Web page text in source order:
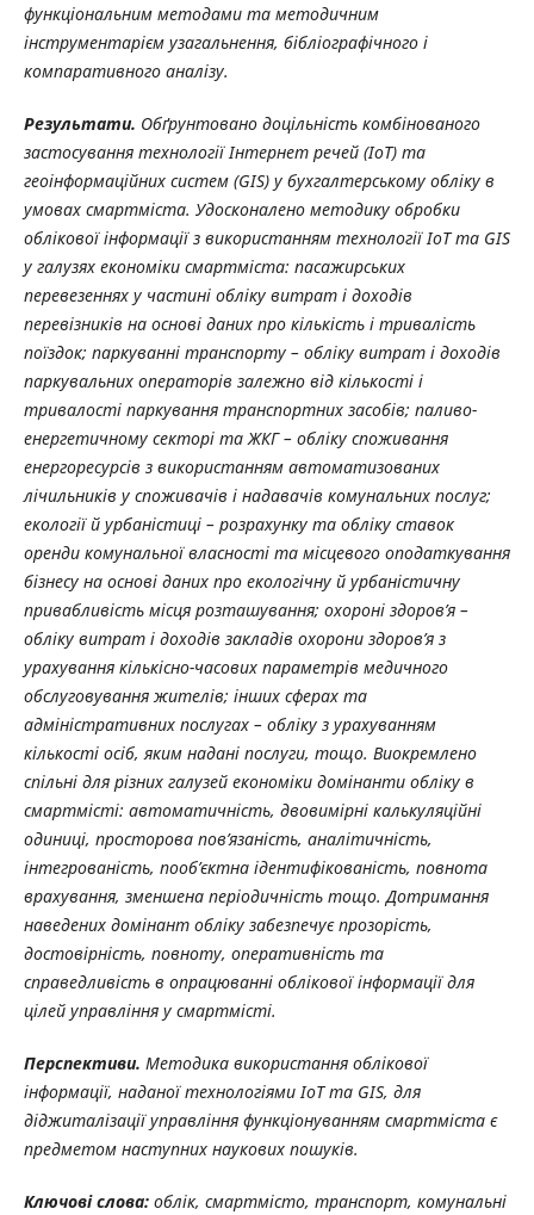
функціональним методами та методичним
інструментарієм узагальнення, бібліографічного і
компаративного аналізу.
Результати. Обґрунтовано доцільність комбінованого
застосування технології Інтернет речей (ІоТ) та
геоінформаційних систем (GIS) у бухгалтерському обліку в
умовах смартміста. Удосконалено методику обробки
облікової інформації з використанням технології ІоТ та GIS
у галузях економіки смартміста: пасажирських
перевезеннях у частині обліку витрат і доходів
перевізників на основі даних про кількість і тривалість
поїздок; паркуванні транспорту – обліку витрат і доходів
паркувальних операторів залежно від кількості і
тривалості паркування транспортних засобів; паливо-
енергетичному секторі та ЖКГ – обліку споживання
енергоресурсів з використанням автоматизованих
лічильників у споживачів і надавачів комунальних послуг;
екології й урбаністиці – розрахунку та обліку ставок
оренди комунальної власності та місцевого оподаткування
бізнесу на основі даних про екологічну й урбаністичну
привабливість місця розташування; охороні здоров’я –
обліку витрат і доходів закладів охорони здоров’я з
урахування кількісно-часових параметрів медичного
обслуговування жителів; інших сферах та
адміністративних послугах – обліку з урахуванням
кількості осіб, яким надані послуги, тощо. Виокремлено
спільні для різних галузей економіки домінанти обліку в
смартмісті: автоматичність, двовимірні калькуляційні
одиниці, просторова пов’язаність, аналітичність,
інтегрованість, пооб’єктна ідентифікованість, повнота
врахування, зменшена періодичність тощо. Дотримання
наведених домінант обліку забезпечує прозорість,
достовірність, повноту, оперативність та
справедливість в опрацюванні облікової інформації для
цілей управління у смартмісті.
Перспективи. Методика використання облікової
інформації, наданої технологіями ІоТ та GIS, для
діджиталізації управління функціонуванням смартміста є
предметом наступних наукових пошуків.
Ключові слова: облік, смартмісто, транспорт, комунальні